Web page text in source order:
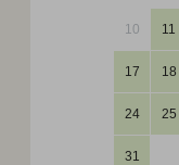
10 11
17 18
24 25
31